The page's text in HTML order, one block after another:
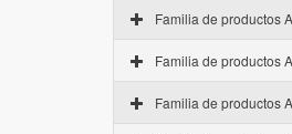
Familia de productos
Familia de productos
Familia de productos